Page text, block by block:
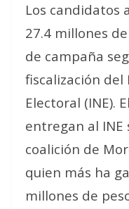
Los candidatos
27.4 millones
de campaña
fiscalización
Electoral (INE).
entregan al INE
coalición de
quien más ha
millones de